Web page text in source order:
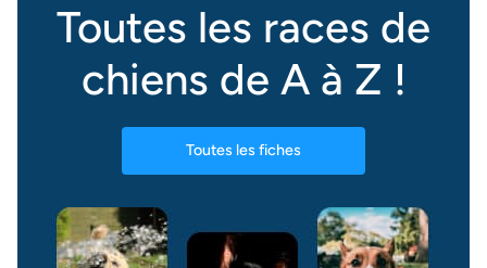
Toutes les races de
chiens de A à Z !
Toutes les fiches